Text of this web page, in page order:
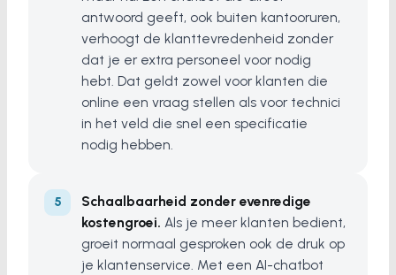
antwoord geeft, ook buiten kantooruren,
verhoogt de klanttevredenheid zonder
dat je er extra personeel voor nodig
hebt. Dat geldt zowel voor klanten die
online een vraag stellen als voor technici
in het veld die snel een specificatie
nodig hebben.
Schaalbaarheid zonder evenredige
kostengroei. Als je meer klanten bedient,
groeit normaal gesproken ook de druk op
je klantenservice. Met een AI-chatbot